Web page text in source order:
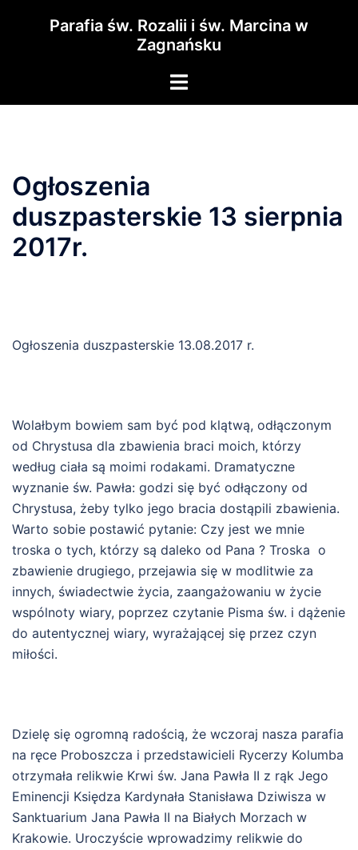
Parafia św. Rozalii i św. Marcina w
Zagnańsku
Menu
Ogłoszenia
duszpasterskie 13 sierpnia
2017r.
Ogłoszenia duszpasterskie 13.08.2017 r.
Wolałbym bowiem sam być pod klątwą, odłączonym
od Chrystusa dla zbawienia braci moich, którzy
według ciała są moimi rodakami. Dramatyczne
wyznanie św. Pawła: godzi się być odłączony od
Chrystusa, żeby tylko jego bracia dostąpili zbawienia.
Warto sobie postawić pytanie: Czy jest we mnie
troska o tych, którzy są daleko od Pana ? Troska o
zbawienie drugiego, przejawia się w modlitwie za
innych, świadectwie życia, zaangażowaniu w życie
wspólnoty wiary, poprzez czytanie Pisma św. i dążenie
do autentycznej wiary, wyrażającej się przez czyn
miłości.
Dzielę się ogromną radością, że wczoraj nasza parafia
na ręce Proboszcza i przedstawicieli Rycerzy Kolumba
otrzymała relikwie Krwi św. Jana Pawła II z rąk Jego
Eminencji Księdza Kardynała Stanisława Dziwisza w
Sanktuarium Jana Pawła II na Białych Morzach w
Krakowie. Uroczyście wprowadzimy relikwie do